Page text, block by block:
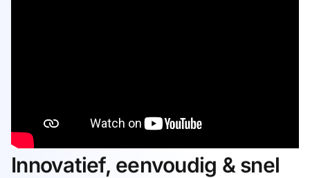
Innovatief, eenvoudig & snel